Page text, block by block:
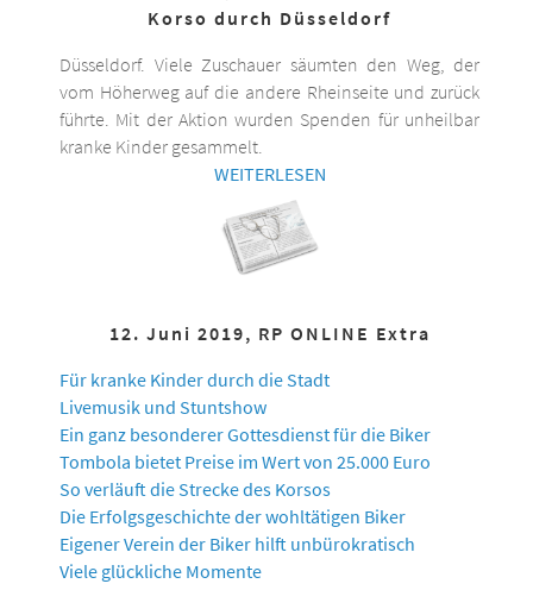
Korso durch Düsseldorf
Düsseldorf. Viele Zuschauer säumten den Weg, der
vom Höherweg auf die andere Rheinseite und zurück
führte. Mit der Aktion wurden Spenden für unheilbar
kranke Kinder gesammelt.
WEITERLESEN
12. Juni 2019, RP ONLINE Extra
Für kranke Kinder durch die Stadt
Livemusik und Stuntshow
Ein ganz besonderer Gottesdienst für die Biker
Tombola bietet Preise im Wert von 25.000 Euro
So verläuft die Strecke des Korsos
Die Erfolgsgeschichte der wohltätigen Biker
Eigener Verein der Biker hilft unbürokratisch
Viele glückliche Momente